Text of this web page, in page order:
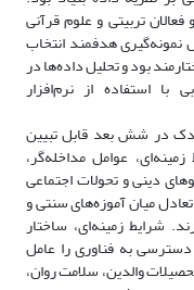
از متخصصان و فعالان تربیتی و علوم قرآنی
هدفمند انتخاب
بود و تحلیل داده‌ها در
با استفاده از نرم‌افزار
در شش بعد قابل تبیین
عوامل مداخله‌گر،
دینی و تحولات اجتماعی
میان آموزه‌های سنتی و
شرایط زمینه‌ای، ساختار
به فناوری را عامل
والدین، سلامت روان،